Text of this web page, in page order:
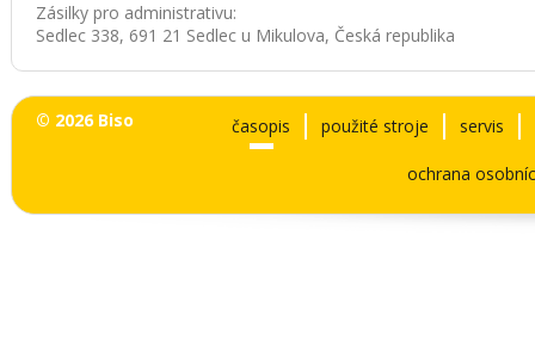
Zásilky pro administrativu:
Sedlec 338, 691 21 Sedlec u Mikulova, Česká republika
© 2026 Biso časopis použité stroje servis
ochrana